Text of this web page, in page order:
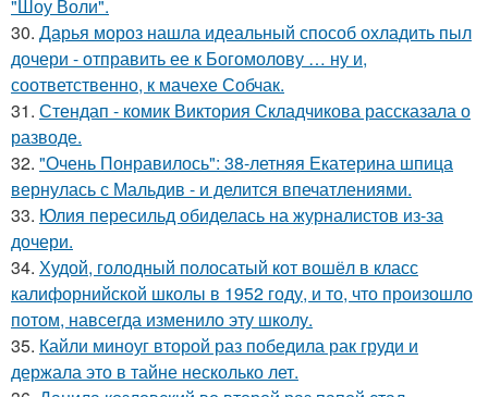
"Шоу Воли".
30. Дарья мороз нашла идеальный способ охладить пыл
дочери - отправить ее к Богомолову … ну и,
соответственно, к мачехе Собчак.
31. Стендап - комик Виктория Складчикова рассказала о
разводе.
32. "Очень Понравилось": 38-летняя Екатерина шпица
вернулась с Мальдив - и делится впечатлениями.
33. Юлия пересильд обиделась на журналистов из-за
дочери.
34. Худой, голодный полосатый кот вошёл в класс
калифорнийской школы в 1952 году, и то, что произошло
потом, навсегда изменило эту школу.
35. Кайли миноуг второй раз победила рак груди и
держала это в тайне несколько лет.